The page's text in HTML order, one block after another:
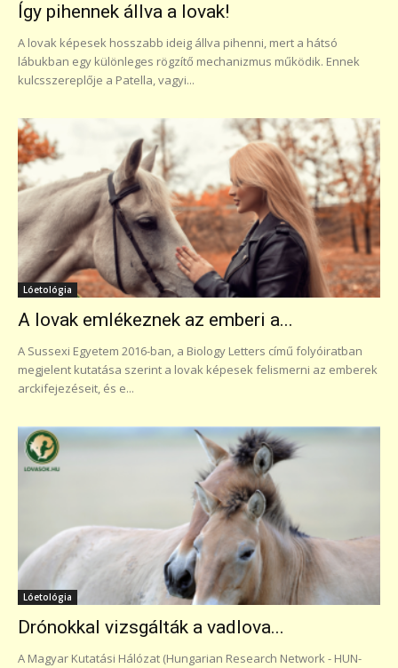
Így pihennek állva a lovak!
A lovak képesek hosszabb ideig állva pihenni, mert a hátsó
lábukban egy különleges rögzítő mechanizmus működik. Ennek
kulcsszereplője a Patella, vagyi...
Lóetológia
A lovak emlékeznek az emberi a...
A Sussexi Egyetem 2016-ban, a Biology Letters című folyóiratban
megjelent kutatása szerint a lovak képesek felismerni az emberek
arckifejezéseit, és e...
Lóetológia
Drónokkal vizsgálták a vadlova...
A Magyar Kutatási Hálózat (Hungarian Research Network - HUN-